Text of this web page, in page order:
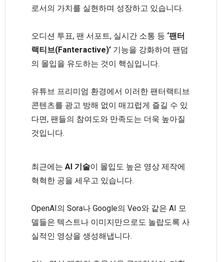
로서의 가치를 실현하며 성장하고 있습니다.
오디션 투표, 팬 서포트, 실시간 소통 등 ‘팬터
랙티브(Fanteractive)’ 기능을 강화하여 팬덤
의 몰입을 유도하는 것이 핵심입니다.
유튜브 프리미엄 환경에서 이러한 팬터랙티브
콘텐츠를 광고 방해 없이 매끄럽게 즐길 수 있
다면, 팬들의 참여도와 만족도는 더욱 높아질
것입니다.
최근에는 AI 기술이 몰입도 높은 영상 제작에
혁혁한 공을 세우고 있습니다.
OpenAI의 Sora나 Google의 Veo와 같은 AI 모
델들은 텍스트나 이미지만으로도 놀랍도록 사
실적인 영상을 생성해냅니다.